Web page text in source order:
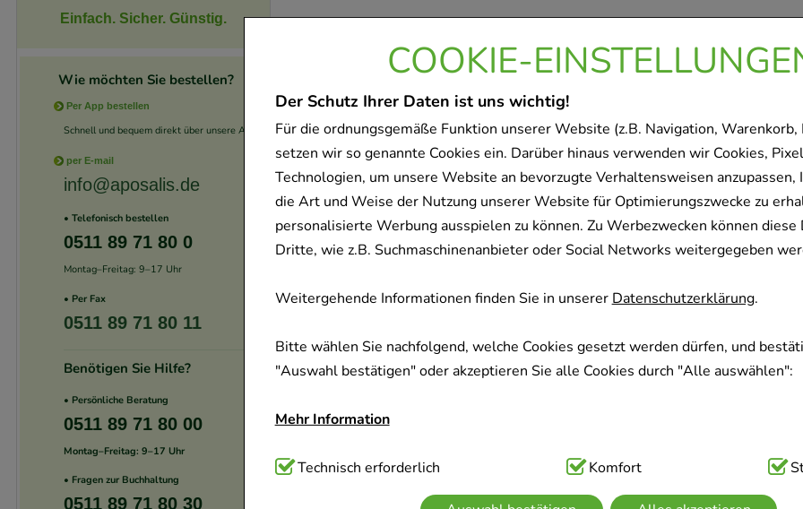
COOKIE-
Der Schutz Ihrer Daten ist uns wichtig!
Für die ordnungsgemäße Funktion unserer Website (z.B. Navigation, Warenkorb,
setzen wir so genannte Cookies ein. Darüber hinaus verwenden wir Cookies,
Technologien, um unsere Website an bevorzugte Verhaltensweisen anzupassen,
die Art und Weise der Nutzung unserer Website für Optimierungszwecke zu
personalisierte Werbung ausspielen zu können. Zu Werbezwecken können diese
Dritte, wie z.B. Suchmaschinenanbieter oder Social Networks weitergegeben
Weitergehende Informationen finden Sie in unsererDatenschutzerklärung.
Bitte wählen Sie nachfolgend, welche Cookies gesetzt werden dürfen, und
"Auswahl bestätigen" oder akzeptieren Sie alle Cookies durch "Alle auswählen":
Mehr Information
Technisch Notwendig:Hierbei handelt es sich um Cookies, die für die
Website notwendig sind (z.B. Navigation, Warenkorb, Kundenkonto), weshalb
Technisch erforderlich Komfort
Einfach. Sicher. Günstig.
Wie möchten Sie bestellen?
Per App bestellen
Schnell und bequem direkt über unsere App.
per E-mail
info@aposalis.de
• Telefonisch bestellen
0511 89 71 80 0
Montag–Freitag: 9–17 Uhr
• Per Fax
0511 89 71 80 11
Benötigen Sie Hilfe?
• Persönliche Beratung
0511 89 71 80 00
Montag–Freitag: 9–17 Uhr
• Fragen zur Buchhaltung
0511 89 71 80 30